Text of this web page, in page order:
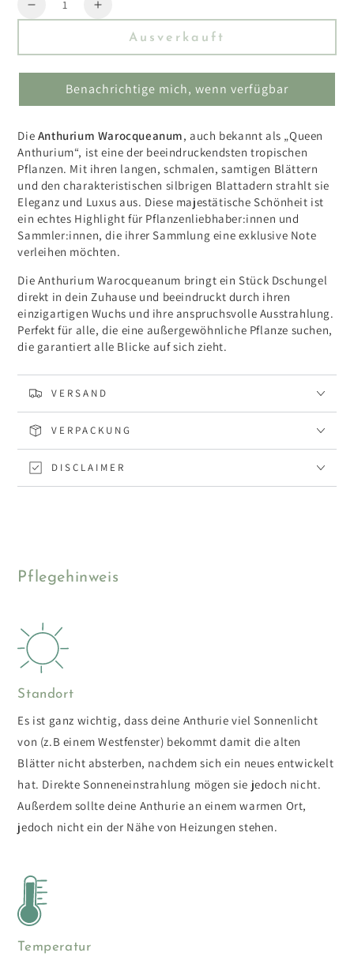
Reduzieren
für
Anthurium
Warocqueanum
Erhöhen
für
Anthurium
Warocqueanum
Ausverkauft
Benachrichtige mich, wenn verfügbar
Die Anthurium Warocqueanum, auch bekannt als „Queen
Anthurium“, ist eine der beeindruckendsten tropischen
Pflanzen. Mit ihren langen, schmalen, samtigen Blättern
und den charakteristischen silbrigen Blattadern strahlt sie
Eleganz und Luxus aus. Diese majestätische Schönheit ist
ein echtes Highlight für Pflanzenliebhaber:innen und
Sammler:innen, die ihrer Sammlung eine exklusive Note
verleihen möchten.
Die Anthurium Warocqueanum bringt ein Stück Dschungel
direkt in dein Zuhause und beeindruckt durch ihren
einzigartigen Wuchs und ihre anspruchsvolle Ausstrahlung.
Perfekt für alle, die eine außergewöhnliche Pflanze suchen,
die garantiert alle Blicke auf sich zieht.
VERSAND
VERPACKUNG
DISCLAIMER
Pflegehinweis
Standort
Es ist ganz wichtig, dass deine Anthurie viel Sonnenlicht
von (z.B einem Westfenster) bekommt damit die alten
Blätter nicht absterben, nachdem sich ein neues entwickelt
hat. Direkte Sonneneinstrahlung mögen sie jedoch nicht.
Außerdem sollte deine Anthurie an einem warmen Ort,
jedoch nicht ein der Nähe von Heizungen stehen.
Temperatur